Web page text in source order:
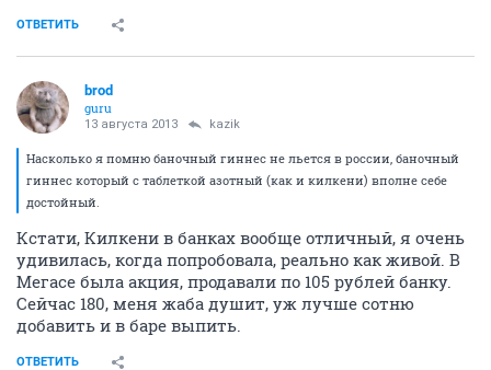
ОТВЕТИТЬ
brod
guru
13 августа 2013 kazik
Насколько я помню баночный гиннес не льется в россии, баночный
гиннес который с таблеткой азотный (как и килкени) вполне себе
достойный.
Кстати, Килкени в банках вообще отличный, я очень
удивилась, когда попробовала, реально как живой. В
Мегасе была акция, продавали по 105 рублей банку.
Сейчас 180, меня жаба душит, уж лучше сотню
добавить и в баре выпить.
ОТВЕТИТЬ